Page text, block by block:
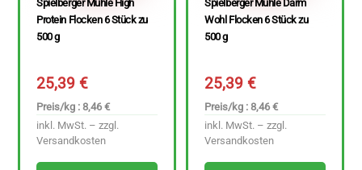
Spielberger Mühle High
Protein Flocken 6 Stück zu
500 g
25,39€
Preis/kg : 8,46 €
inkl. MwSt. – zzgl.
Versandkosten
Spielberger Mühle Darm
Wohl Flocken 6 Stück zu
500 g
25,39€
Preis/kg : 8,46 €
inkl. MwSt. – zzgl.
Versandkosten